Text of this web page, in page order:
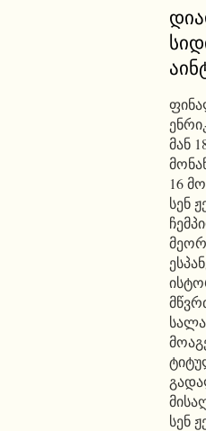
მან
16
სენ
სენ